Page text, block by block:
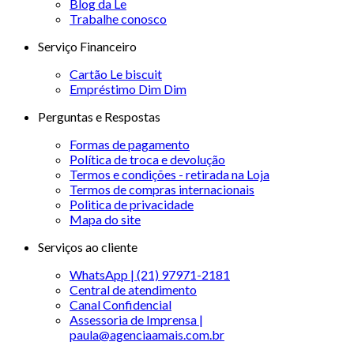
Blog da Le
Trabalhe conosco
Serviço Financeiro
Cartão Le biscuit
Empréstimo Dim Dim
Perguntas e Respostas
Formas de pagamento
Política de troca e devolução
Termos e condições - retirada na Loja
Termos de compras internacionais
Politica de privacidade
Mapa do site
Serviços ao cliente
WhatsApp | (21) 97971-2181
Central de atendimento
Canal Confidencial
Assessoria de Imprensa |
paula@agenciaamais.com.br